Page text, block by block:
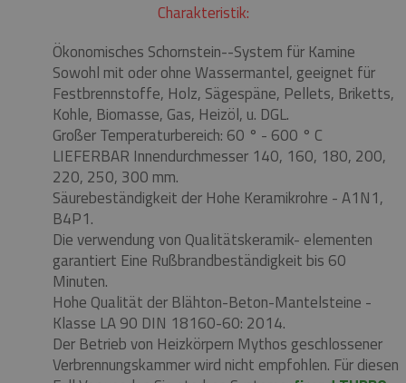
Charakteristik:
Ökonomisches Schornstein--System für Kamine
Sowohl mit oder ohne Wassermantel, geeignet für
Festbrennstoffe, Holz, Sägespäne, Pellets, Briketts,
Kohle, Biomasse, Gas, Heizöl, u. DGL.
Großer Temperaturbereich: 60 ° - 600 ° C
LIEFERBAR Innendurchmesser 140, 160, 180, 200,
220, 250, 300 mm.
Säurebeständigkeit der Hohe Keramikrohre - A1N1,
B4P1.
Die verwendung von Qualitätskeramik- elementen
garantiert Eine Rußbrandbeständigkeit bis 60
Minuten.
Hohe Qualität der Blähton-Beton-Mantelsteine ​​-
Klasse LA 90 DIN 18160-60: 2014.
Der Betrieb von Heizkörpern Mythos geschlossener
Verbrennungskammer wird nicht empfohlen. Für diesen